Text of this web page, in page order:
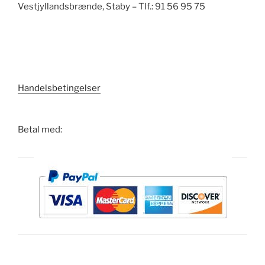
Vestjyllandsbrænde, Staby – Tlf.: 91 56 95 75
Handelsbetingelser
Betal med: